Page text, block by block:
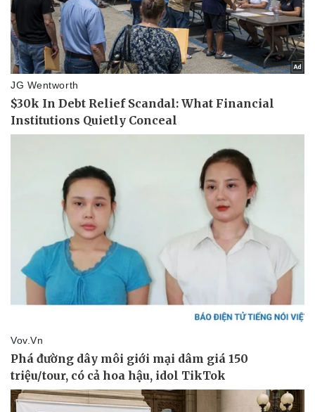
Tư vấn luật
Phân tích